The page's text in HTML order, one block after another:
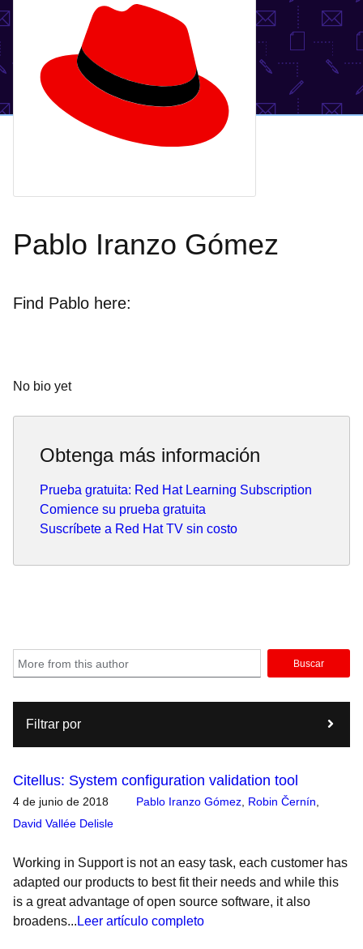
Pablo Iranzo Gómez
Find Pablo here:
No bio yet
Obtenga más información
Prueba gratuita: Red Hat Learning Subscription
Comience su prueba gratuita
Suscríbete a Red Hat TV sin costo
Buscar
Filtrar por
Citellus: System configuration validation tool
4 de junio de 2018 Pablo Iranzo Gómez Robin Černín
David Vallée Delisle
Working in Support is not an easy task, each customer has
adapted our products to best fit their needs and while this
is a great advantage of open source software, it also
broadens... Leer artículo completo